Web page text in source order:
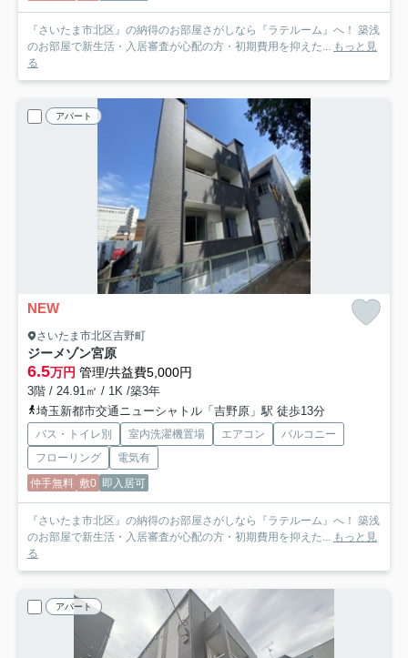
『さいたま市北区』の納得のお部屋さがしなら『ラテルーム』へ！ 築浅
のお部屋で新生活・入居審査が心配の方・初期費用を抑えた...
もっと見
る
アパート
NEW
さいたま市北区吉野町
ジーメゾン宮原
6.5万円 管理/共益費5,000円
3階 / 24.91㎡ / 1K /築3年
埼玉新都市交通ニューシャトル「吉野原」駅 徒歩13分
バス・トイレ別 室内洗濯機置場 エアコン
バルコニー
フローリング
電気有
仲手無料 敷0 即入居可
『さいたま市北区』の納得のお部屋さがしなら『ラテルーム』へ！ 築浅
のお部屋で新生活・入居審査が心配の方・初期費用を抑えた... もっと見
る
アパート